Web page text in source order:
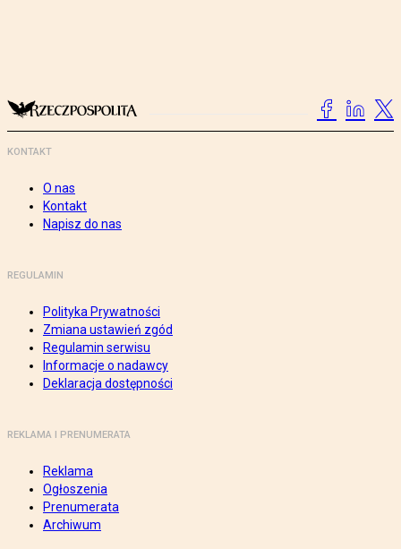
KONTAKT
O nas
Kontakt
Napisz do nas
REGULAMIN
Polityka Prywatności
Zmiana ustawień zgód
Regulamin serwisu
Informacje o nadawcy
Deklaracja dostępności
REKLAMA I PRENUMERATA
Reklama
Ogłoszenia
Prenumerata
Archiwum